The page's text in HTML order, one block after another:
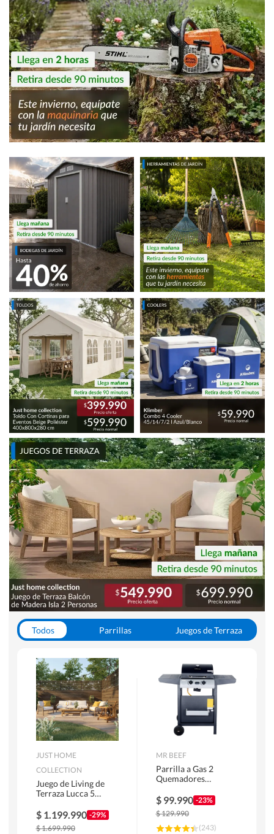
Todos Parrillas
Juegos de Terraza
JUST HOME
COLLECTION
Juego de Living de
Terraza Lucca 5
$ 1.199.990 -29%
$1.699.990
MR BEEF
Parrilla a Gas 2
Quemadores
$ 99.990 -23%
$129.990
(243)